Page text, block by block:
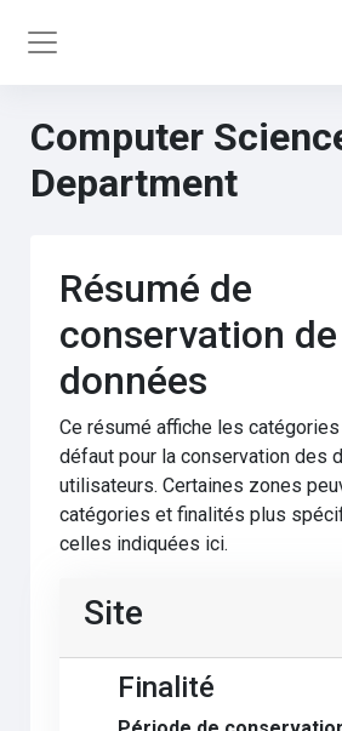
Computer
Department
Résumé de
conservation de
données
Ce résumé affiche les
défaut pour la conservation des
utilisateurs. Certaines zones
catégories et finalités plus
celles indiquées ici.
Site
Finalité